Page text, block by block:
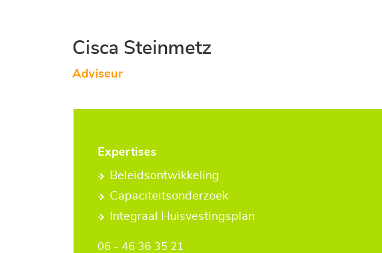
Cisca Steinmetz
Adviseur
Expertises
Beleidsontwikkeling
Capaciteitsonderzoek
Integraal Huisvestingsplan
06 - 46 36 35 21